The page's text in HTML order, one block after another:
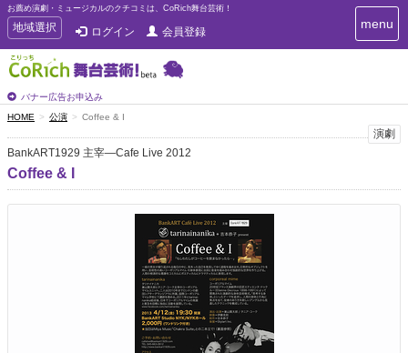
お薦め演劇・ミュージカルのクチコミは、CoRich舞台芸術！
T
o
g
g
e
n
a
v
i
g
地域選択 ログイン 会員登録
バナー広告お申込み
T
o
i
g
menu
HOME 公演 Coffee & I
演劇
BankART1929 主宰—Cafe Live 2012
Coffee & I